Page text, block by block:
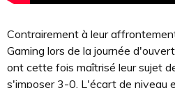
Contrairement à leur
Gaming lors de la journée
ont cette fois maîtrisé leur sujet
s'imposer 3-0. L'écart de niveau